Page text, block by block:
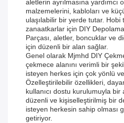
aletlerin ayrılmasına yardımcı
malzemelerini, kabloları ve
ulaşılabilir bir yerde tutar. Hobi
zanaatkarlar için DIY
Parçası, aletler, boncuklar ve
için düzenli bir alan sağlar.
Genel olarak Mjmhd DIY
çekmece alanını verimli bir
isteyen herkes için çok yönlü
Özelleştirilebilir özellikleri,
kullanıcı dostu kurulumuyla
düzenli ve kişiselleştirilmiş bir
isteyen herkesin sahip olması
getiriyor.